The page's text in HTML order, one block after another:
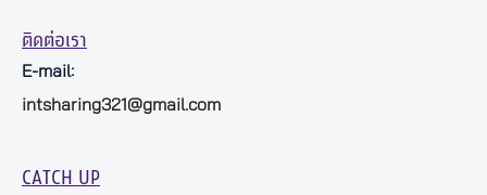
ติดต่อเรา
E-mail:
intsharing321@gmail.com
CATCH UP